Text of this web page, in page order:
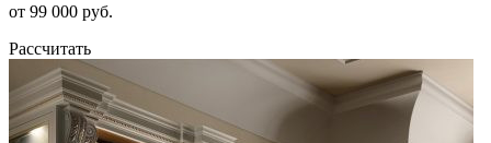
от 99 000 руб.
Рассчитать